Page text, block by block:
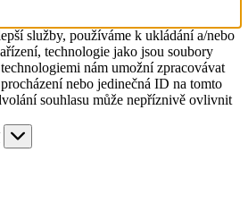
služby, používáme k ukládání a/nebo
technologie jako jsou soubory
nám umožní zpracovávat
nebo jedinečná ID na tomto
souhlasu může nepříznivě ovlivnit